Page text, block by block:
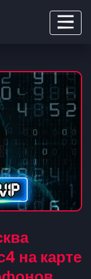
на карте